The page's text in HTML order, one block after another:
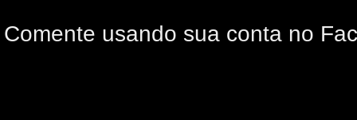
Comente usando sua conta no